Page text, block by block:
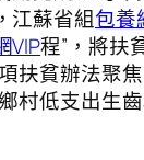
江蘇省組包養
VIP程”，將扶
扶貧辦法聚
村低支出生